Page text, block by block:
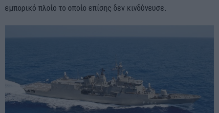
εμπορικό πλοίο το οποίο επίσης δεν κινδύνευσε.